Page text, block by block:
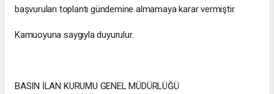
başvuruları toplantı gündemine almamaya karar vermiştir.
Kamuoyuna saygıyla duyurulur.
BASIN İLAN KURUMU GENEL MÜDÜRLÜĞÜ